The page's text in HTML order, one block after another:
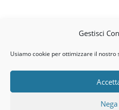
Gestisci
Usiamo cookie per ottimizzare il nostro
Nega
Via